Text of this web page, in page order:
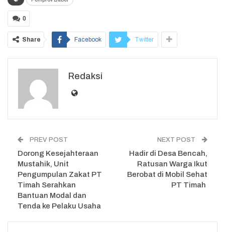
0
Share Facebook Twitter
Redaksi
PREV POST
Dorong Kesejahteraan
Mustahik, Unit
Pengumpulan Zakat PT
Timah Serahkan
Bantuan Modal dan
Tenda ke Pelaku Usaha
NEXT POST
Hadir di Desa Bencah,
Ratusan Warga Ikut
Berobat di Mobil Sehat
PT Timah